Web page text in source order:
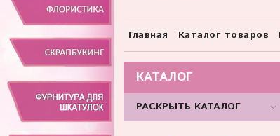
Главная Каталог товаров
КАТАЛОГ
РАСКРЫТЬ КАТАЛОГ